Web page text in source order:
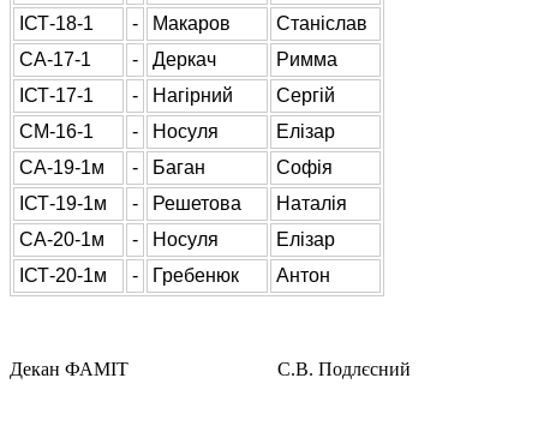
ІСТ-18-1
- Макаров
Станіслав
СА-17-1
- Деркач
Римма
ІСТ-17-1
- Нагірний
Сергій
СМ-16-1
- Носуля
Елізар
СА-19-1м
- Баган
Софія
ІСТ-19-1м
- Решетова
Наталія
СА-20-1м
- Носуля
Елізар
ІСТ-20-1м
- Гребенюк Антон
Декан ФАМІТ С.В. Подлєсний